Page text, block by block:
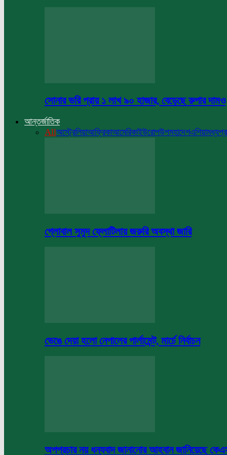
সোনার ভরি প্রায় ১ লাখ ৯০ হাজার, বেড়েছে রুপার দামও
আন্তর্জাতিক
Allঅস্ট্রেলিয়াআফ্রিকাআমেরিকাইউরোপউপমহাদেশএশিয়া
গ্লোবাল সুমুদ ফ্লোটিলায় জরুরি অবস্থা জারি
ভেঙে দেয়া হলো নেপালের পার্লামেন্ট, মার্চে নির্বাচন
অপপ্রচার নয় ধন্যবাদ জানানোর আহবান জানিয়েছে